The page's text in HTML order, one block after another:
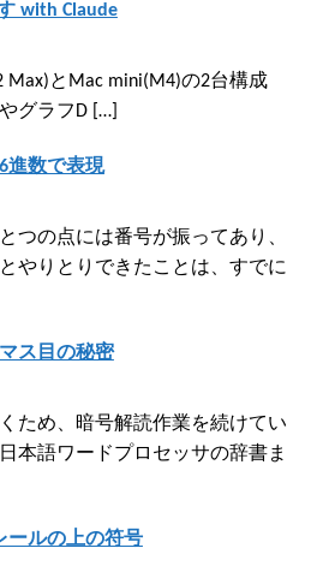
with Claude
Max)とMac mini(M4)の2台構成
グラフD […]
進数で表現
つの点には番号が振ってあり、
やりとりできたことは、すでに
ス目の秘密
ため、暗号解読作業を続けてい
本語ワードプロセッサの辞書ま
ールの上の符号